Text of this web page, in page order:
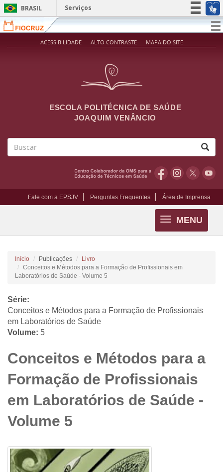
Pular para o conteúdo principal
BRASIL
Serviços
Simplifique!
Participe
ACESSIBILIDADE ALTO CONTRASTE MAPA DO SITE
ESCOLA POLITÉCNICA DE SAÚDE
JOAQUIM VENÂNCIO
Fale com a EPSJV Perguntas Frequentes Área de Imprensa
MENU
Toggle
navigation
Início Publicações
Livro
Conceitos e Métodos para a Formação de Profissionais em
Laboratórios de Saúde - Volume 5
Série:
Conceitos e Métodos para a Formação de Profissionais
em Laboratórios de Saúde
Volume: 5
Conceitos e Métodos para a
Formação de Profissionais
em Laboratórios de Saúde -
Volume 5